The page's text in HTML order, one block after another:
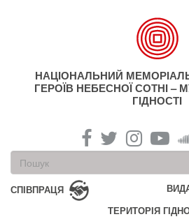
НАЦІОНАЛЬНИЙ
ГЕРОЇВ НЕБЕСНОЇ СОТНІ –
ГІДНОСТІ
Пошукова
форма
Пошук
СПІВПРАЦЯ
ТЕРИТОРІЯ